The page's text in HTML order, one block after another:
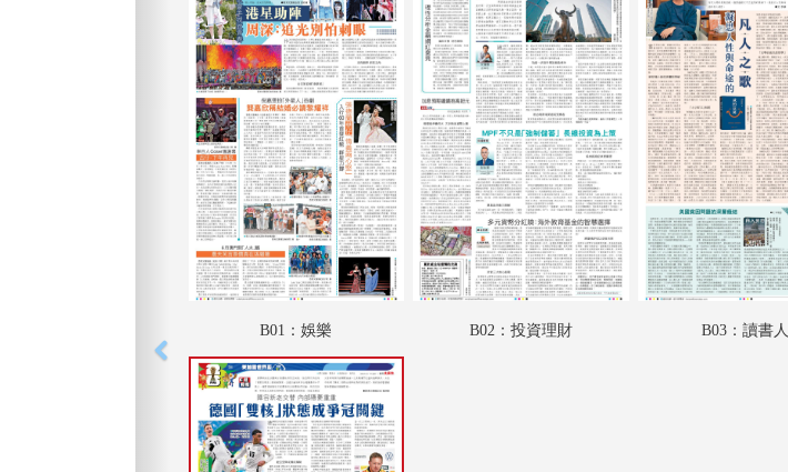
A19：國際
A20：國際
B01：娛樂
B02：投資理財
B03：讀書人
B04：采風
B05：體育
B01：娛樂 B02：投資理財 B03：讀書人